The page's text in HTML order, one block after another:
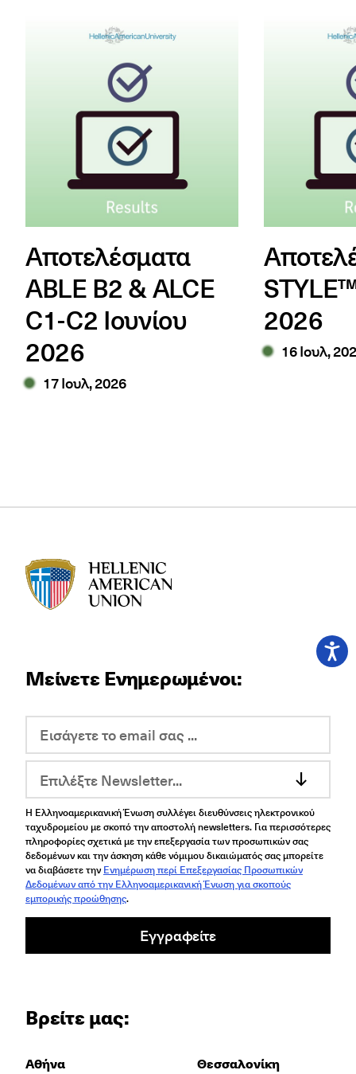
Αποτελέσματα ABLE B2 & ALCE C1-C2 Ιουνίου 2026
Αποτελέσματα
ABLE B2 & ALCE
C1-C2 Ιουνίου
2026
17 Ιουλ, 2026
2026
16 Ιουλ,
Μείνετε Ενημερωμένοι:
Επιλέξτε Newsletter...
Η Ελληνοαμερικανική Ένωση συλλέγει διευθύνσεις ηλεκτρονικού
ταχυδρομείου με σκοπό την αποστολή newsletters. Για περισσότερες
πληροφορίες σχετικά με την επεξεργασία των προσωπικών σας
δεδομένων και την άσκηση κάθε νόμιμου δικαιώματός σας μπορείτε
να διαβάσετε την Ενημέρωση περί Επεξεργασίας Προσωπικών
Δεδομένων από την Ελληνοαμερικανική Ένωση για σκοπούς
εμπορικής προώθησης.
Εγγραφείτε
Βρείτε μας:
Αθήνα
Θεσσαλονίκη